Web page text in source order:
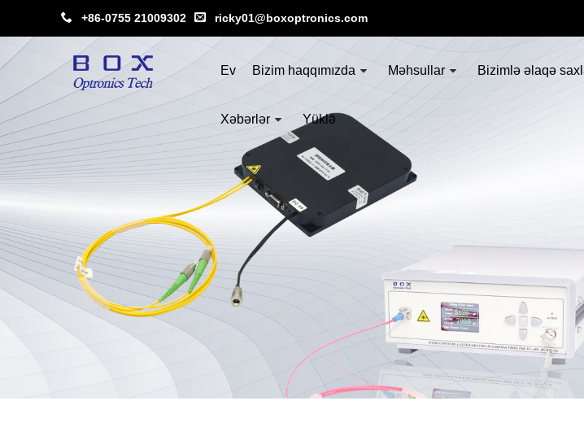
+86-0755 21009302 ricky01@boxoptronics.com
Ev Bizim haqqımızda Məhsullar Bizimlə əlaqə
Xəbərlər Yüklə